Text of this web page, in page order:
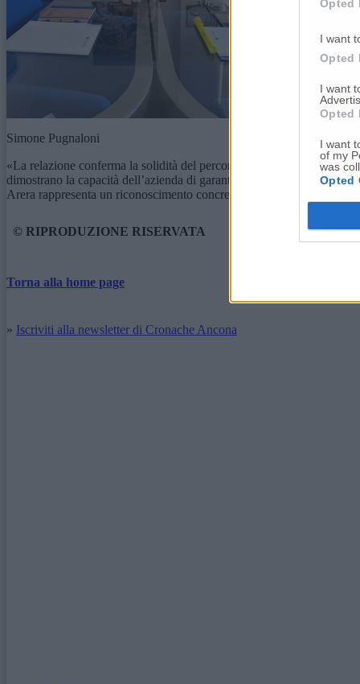
Opted
I want
Opted
I want
Opted
I want
of my
was
Opted
Simone Pugnaloni
«La relazione conferma la solidità del percorso di miglioramento
dimostrano la capacità dell’azienda di garantire ai cittadini servizi
Arera rappresenta un riconoscimento concreto dell’impegno
© RIPRODUZIONE RISERVATA
Torna alla home page
» Iscriviti alla newsletter di Cronache Ancona